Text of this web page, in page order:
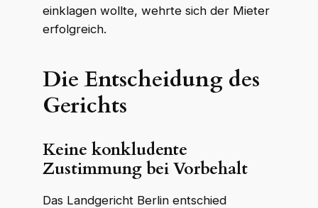
einklagen wollte, wehrte sich der Mieter
erfolgreich.
Die Entscheidung des
Gerichts
Keine konkludente
Zustimmung bei Vorbehalt
Das Landgericht Berlin entschied